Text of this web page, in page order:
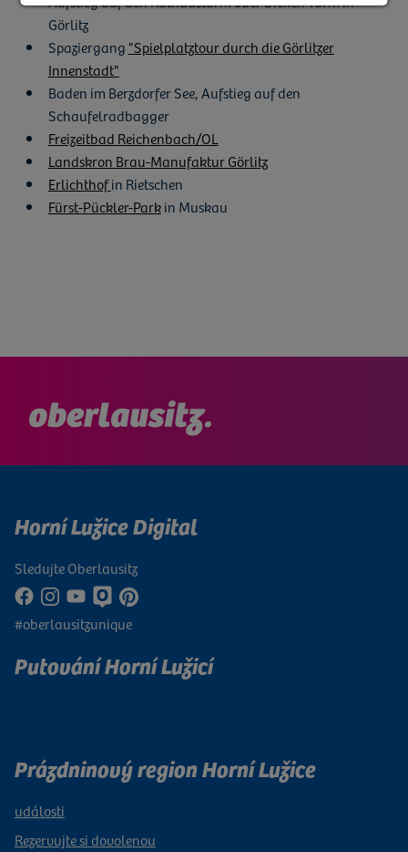
Görlitz
Spaziergang "Spielplatztour durch die Görlitzer
Innenstadt"
Baden im Berzdorfer See, Aufstieg auf den
Schaufelradbagger
Freizeitbad Reichenbach/OL
Landskron Brau-Manufaktur Görlitz
Erlichthofin Rietschen
Fürst-Pückler-Parkin Muskau
Horní Lužice Digital
Sledujte Oberlausitz
#oberlausitzunique
Putování Horní Lužicí
Prázdninový region Horní Lužice
události
Rezervujte si dovolenou